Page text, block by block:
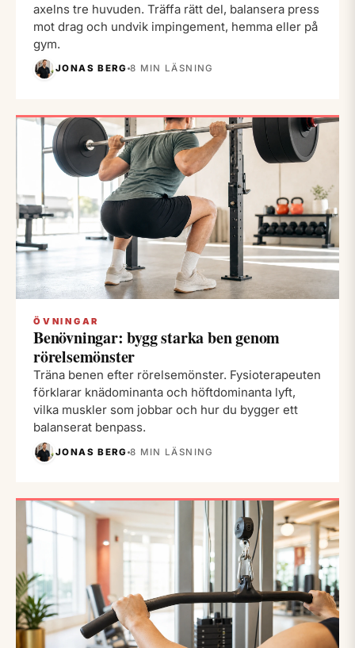
axelns tre huvuden. Träffa rätt del, balansera press
mot drag och undvik impingement, hemma eller på
gym.
JONAS BERG 8 MIN LÄSNING
ÖVNINGAR
Benövningar: bygg starka ben genom
rörelsemönster
Träna benen efter rörelsemönster. Fysioterapeuten
förklarar knädominanta och höftdominanta lyft,
vilka muskler som jobbar och hur du bygger ett
balanserat benpass.
JONAS BERG 8 MIN LÄSNING